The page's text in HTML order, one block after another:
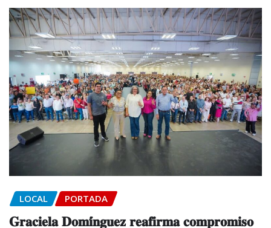
LOCAL PORTADA
𝐆𝐫𝐚𝐜𝐢𝐞𝐥𝐚 𝐃𝐨𝐦𝐢́𝐧𝐠𝐮𝐞𝐳 𝐫𝐞𝐚𝐟𝐢𝐫𝐦𝐚 𝐜𝐨𝐦𝐩𝐫𝐨𝐦𝐢𝐬𝐨